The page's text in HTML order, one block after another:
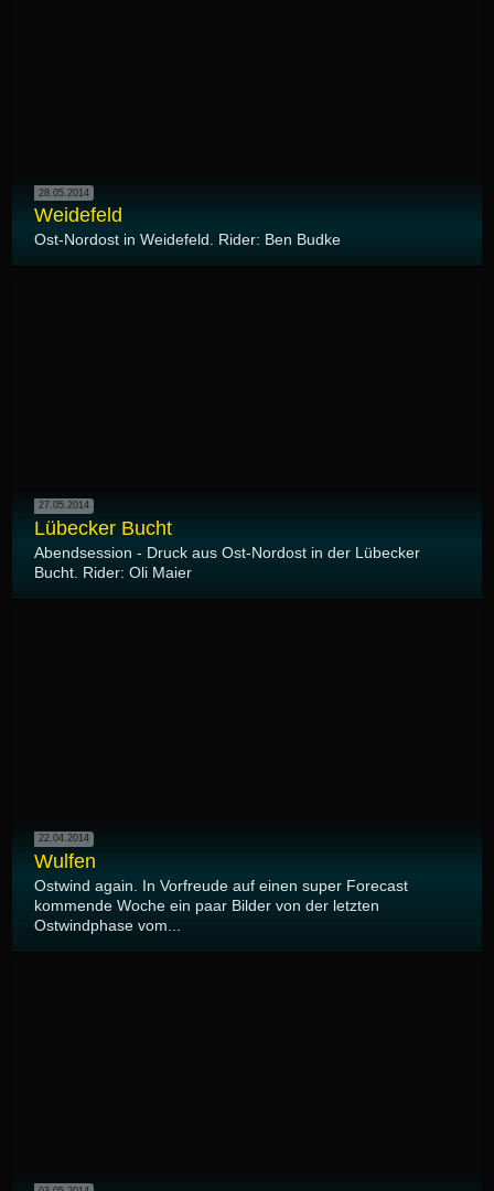
28.05.2014
Weidefeld
Ost-Nordost in Weidefeld. Rider: Ben Budke
27.05.2014
Lübecker Bucht
Abendsession - Druck aus Ost-Nordost in der Lübecker
Bucht. Rider: Oli Maier
22.04.2014
Wulfen
Ostwind again. In Vorfreude auf einen super Forecast
kommende Woche ein paar Bilder von der letzten
Ostwindphase vom...